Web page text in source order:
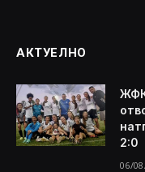
АКТУЕЛНО
ЖФК
2:0
06/